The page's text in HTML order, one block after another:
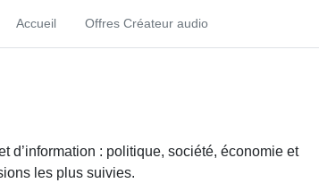
Accueil Offres Créateur audio
d’information : politique, société, économie et
les plus suivies.